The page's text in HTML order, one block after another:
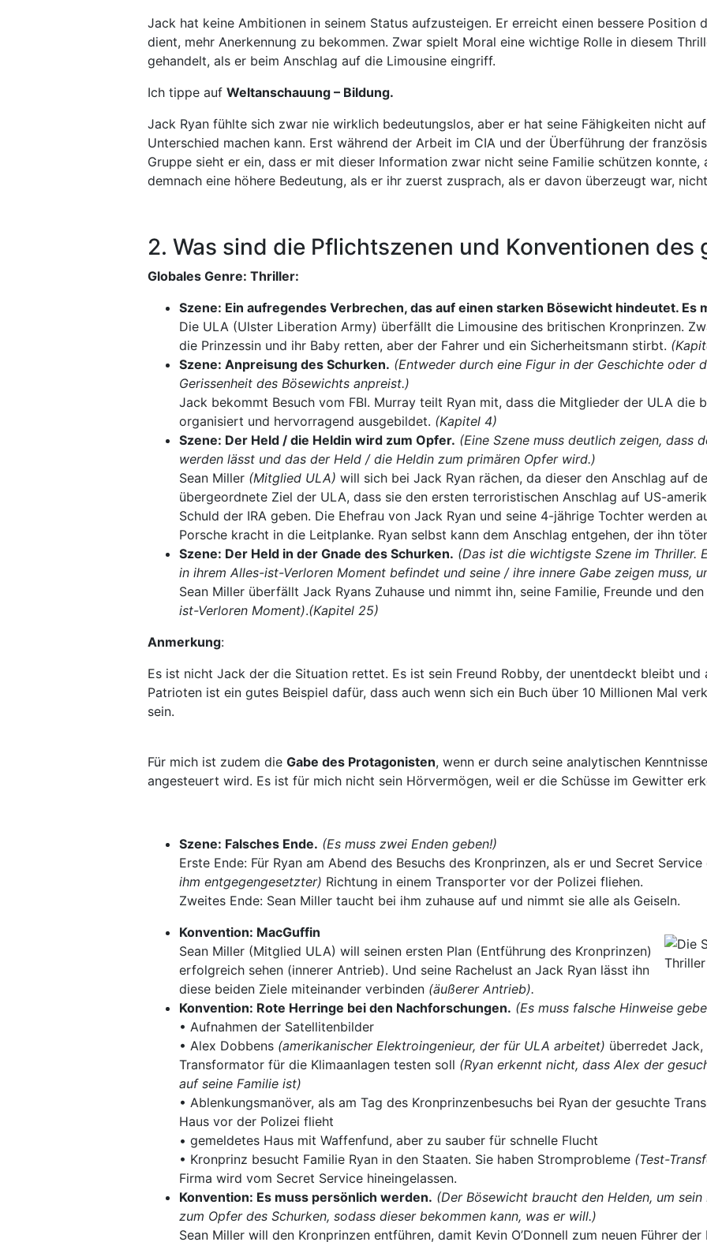
Jack hat keine Ambitionen in seinem Status aufzusteigen. Er erreicht einen bessere Position
dient, mehr Anerkennung zu bekommen. Zwar spielt Moral eine wichtige Rolle in diesem
gehandelt, als er beim Anschlag auf die Limousine eingriff.
Ich tippe auf Weltanschauung – Bildung.
Jack Ryan fühlte sich zwar nie wirklich bedeutungslos, aber er hat seine Fähigkeiten nicht
Unterschied machen kann. Erst während der Arbeit im CIA und der Überführung der
Gruppe sieht er ein, dass er mit dieser Information zwar nicht seine Familie schützen
demnach eine höhere Bedeutung, als er ihr zuerst zusprach, als er davon überzeugt war,
2. Was sind die Pflichtszenen und Konventionen des
Globales Genre: Thriller:
Szene: Ein aufregendes Verbrechen, das auf einen starken Bösewicht hindeutet. Es
Die ULA (Ulster Liberation Army) überfällt die Limousine des britischen Kronprinzen.
die Prinzessin und ihr Baby retten, aber der Fahrer und ein Sicherheitsmann stirbt.
Szene: Anpreisung des Schurken. (Entweder durch eine Figur in der Geschichte oder
Gerissenheit des Bösewichts anpreist.)
Jack bekommt Besuch vom FBI. Murray teilt Ryan mit, dass die Mitglieder der ULA die
organisiert und hervorragend ausgebildet. (Kapitel 4)
Szene: Der Held / die Heldin wird zum Opfer. (Eine Szene muss deutlich zeigen, dass
werden lässt und das der Held / die Heldin zum primären Opfer wird.)
Sean Miller (Mitglied ULA) will sich bei Jack Ryan rächen, da dieser den Anschlag auf
übergeordnete Ziel der ULA, dass sie den ersten terroristischen Anschlag auf US-
Schuld der IRA geben. Die Ehefrau von Jack Ryan und seine 4-jährige Tochter werden
Porsche kracht in die Leitplanke. Ryan selbst kann dem Anschlag entgehen, der ihn
Szene: Der Held in der Gnade des Schurken. (Das ist die wichtigste Szene im Thriller.
in ihrem Alles-ist-Verloren Moment befindet und seine / ihre innere Gabe zeigen muss,
Sean Miller überfällt Jack Ryans Zuhause und nimmt ihn, seine Familie, Freunde und
ist-Verloren Moment).(Kapitel 25)
Anmerkung:
Es ist nicht Jack der die Situation rettet. Es ist sein Freund Robby, der unentdeckt bleibt und
Patrioten ist ein gutes Beispiel dafür, dass auch wenn sich ein Buch über 10 Millionen Mal
sein.
Für mich ist zudem die Gabe des Protagonisten, wenn er durch seine analytischen
angesteuert wird. Es ist für mich nicht sein Hörvermögen, weil er die Schüsse im Gewitter
Szene: Falsches Ende. (Es muss zwei Enden geben!)
Erste Ende: Für Ryan am Abend des Besuchs des Kronprinzen, als er und Secret
ihm entgegengesetzter) Richtung in einem Transporter vor der Polizei fliehen.
Zweites Ende: Sean Miller taucht bei ihm zuhause auf und nimmt sie alle als Geiseln.
Konvention: MacGuffin
Sean Miller (Mitglied ULA) will seinen ersten Plan (Entführung des Kronprinzen)
erfolgreich sehen (innerer Antrieb). Und seine Rachelust an Jack Ryan lässt ihn
diese beiden Ziele miteinander verbinden (äußerer Antrieb).
Konvention: Rote Herringe bei den Nachforschungen. (Es muss falsche Hinweise
• Aufnahmen der Satellitenbilder
• Alex Dobbens (amerikanischer Elektroingenieur, der für ULA arbeitet) überredet Jack,
Transformator für die Klimaanlagen testen soll (Ryan erkennt nicht, dass Alex der
auf seine Familie ist)
• Ablenkungsmanöver, als am Tag des Kronprinzenbesuchs bei Ryan der gesuchte
Haus vor der Polizei flieht
• gemeldetes Haus mit Waffenfund, aber zu sauber für schnelle Flucht
• Kronprinz besucht Familie Ryan in den Staaten. Sie haben Stromprobleme(Test-
Firma wird vom Secret Service hineingelassen.
Konvention: Es muss persönlich werden. (Der Bösewicht braucht den Helden, um
zum Opfer des Schurken, sodass dieser bekommen kann, was er will.)
Sean Miller will den Kronprinzen entführen, damit Kevin O’Donnell zum neuen Führer